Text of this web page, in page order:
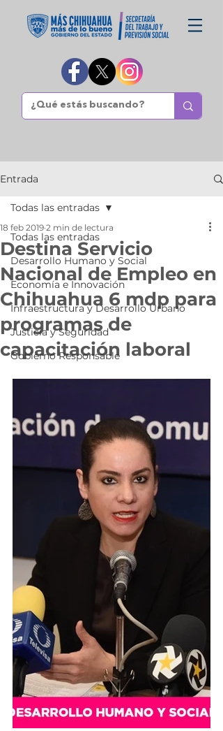
Entrada
Todas las entradas
Desarrollo Humano y Social
Economía e Innovación
Infraestructura y Desarrollo Urbano
Justicia y Seguridad
Gobierno Responsable
Todas las entradas
Destina Servicio
Nacional de Empleo en
Chihuahua 6 mdp para
programas de
capacitación laboral
18 feb 2019 2 min de lectura